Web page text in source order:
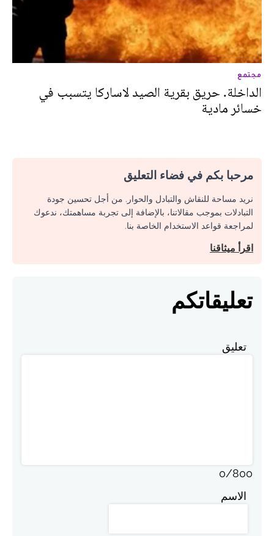
مجتمع
الداخلة. حريق بقرية الصيد لاساركا يتسبب في
خسائر مادية
مرحبا بكم في فضاء التعليق
نريد مساحة للنقاش والتبادل والحوار. من أجل تحسين جودة
التبادلات بموجب مقالاتنا، بالإضافة إلى تجربة مساهمتك، ندعوك
لمراجعة قواعد الاستخدام الخاصة بنا.
اقرأ ميثاقنا
تعليقاتكم
تعليق
0/800
الاسم